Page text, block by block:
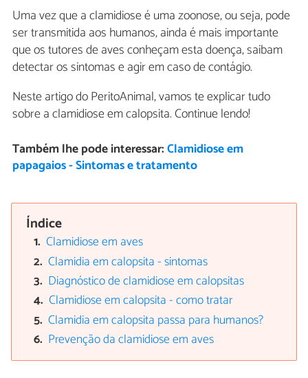
Uma vez que a clamidiose é uma zoonose, ou seja, pode
ser transmitida aos humanos, ainda é mais importante
que os tutores de aves conheçam esta doença, saibam
detectar os sintomas e agir em caso de contágio.
Neste artigo do PeritoAnimal, vamos te explicar tudo
sobre a clamidiose em calopsita. Continue lendo!
Também lhe pode interessar:Clamidiose em
papagaios - Sintomas e tratamento
Índice
Clamidiose em aves
Clamidia em calopsita - sintomas
Diagnóstico de clamidiose em calopsitas
Clamidiose em calopsita - como tratar
Clamidia em calopsita passa para humanos?
Prevenção da clamidiose em aves